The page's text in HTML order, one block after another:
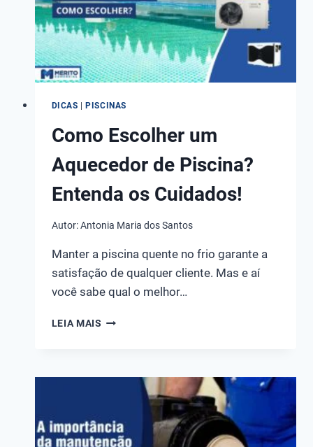
CANTEIRO
DE
OBRAS?
DICAS |PISCINAS
Como Escolher um
Aquecedor de Piscina?
Entenda os Cuidados!
Autor: Antonia Maria dos Santos
Manter a piscina quente no frio garante a
satisfação de qualquer cliente. Mas e aí
você sabe qual o melhor…
LEIA MAIS COMO
DE
PISCINA?
OS
CUIDADOS!